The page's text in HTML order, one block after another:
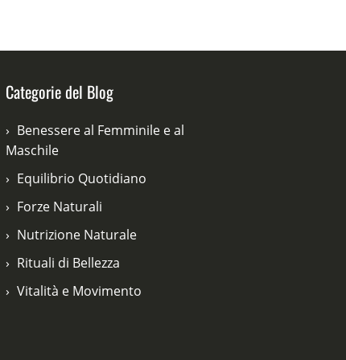
Categorie del Blog
Benessere al Femminile e al
Maschile
Equilibrio Quotidiano
Forze Naturali
Nutrizione Naturale
Rituali di Bellezza
Vitalità e Movimento